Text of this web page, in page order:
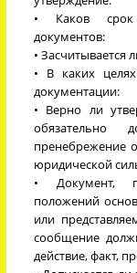
• Каков срок
документов:
• Засчитывается
• В каких
документации:
• Верно ли
пренебрежение
юридической
• Документ,
положений
или
сообщение
действие, факт,